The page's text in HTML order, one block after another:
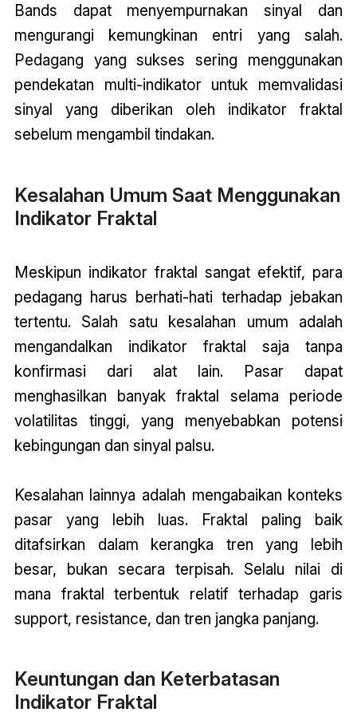
Bands dapat menyempurnakan sinyal dan
mengurangi kemungkinan entri yang salah.
Pedagang yang sukses sering menggunakan
pendekatan multi-indikator untuk memvalidasi
sinyal yang diberikan oleh indikator fraktal
sebelum mengambil tindakan.
Kesalahan Umum Saat Menggunakan
Indikator Fraktal
Meskipun indikator fraktal sangat efektif, para
pedagang harus berhati-hati terhadap jebakan
tertentu. Salah satu kesalahan umum adalah
mengandalkan indikator fraktal saja tanpa
konfirmasi dari alat lain. Pasar dapat
menghasilkan banyak fraktal selama periode
volatilitas tinggi, yang menyebabkan potensi
kebingungan dan sinyal palsu.
Kesalahan lainnya adalah mengabaikan konteks
pasar yang lebih luas. Fraktal paling baik
ditafsirkan dalam kerangka tren yang lebih
besar, bukan secara terpisah. Selalu nilai di
mana fraktal terbentuk relatif terhadap garis
support, resistance, dan tren jangka panjang.
Keuntungan dan Keterbatasan
Indikator Fraktal